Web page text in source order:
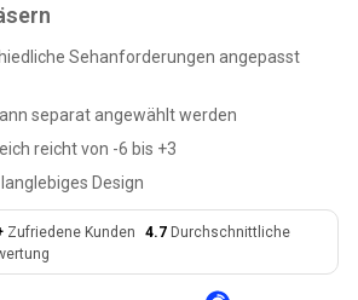
Sehanforderungen angepasst
separat angewählt werden
reicht von -6 bis +3
Design
Zufriedene Kunden 4.7 Durchschnittliche